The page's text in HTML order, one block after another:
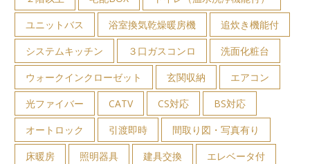
ユニットバス
浴室換気乾燥暖房機
追炊き機能付
システムキッチン
３口ガスコンロ
洗面化粧台
ウォークインクローゼット
玄関収納
エアコン
光ファイバー
CATV CS対応
BS対応
オートロック
引渡即時
間取り図・写真有り
床暖房
照明器具 建具交換
エレベータ付